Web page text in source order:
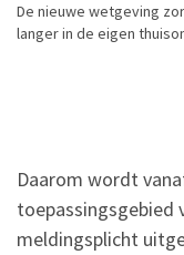
De nieuwe wetgeving
langer in de eigen
Daarom wordt
toepassingsgebied
meldingsplicht